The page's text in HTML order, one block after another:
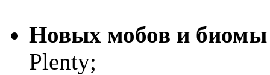
Новых мобов и биомы
Plenty;